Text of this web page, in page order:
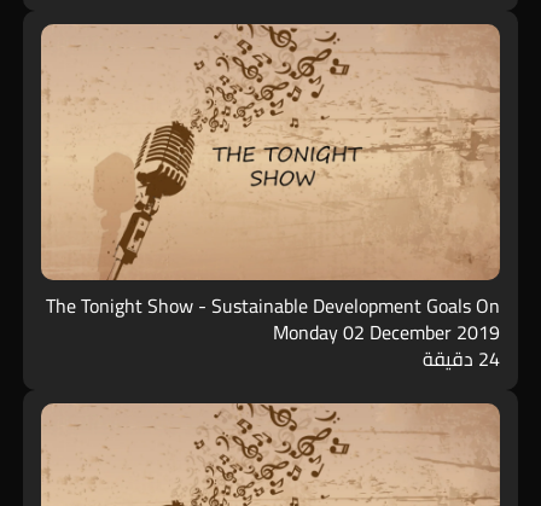
The Tonight Show - Sustainable Development Goals On
Monday 02 December 2019
24 دقيقة